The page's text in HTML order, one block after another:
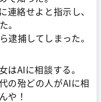
連絡せよと指示し、
。
逮捕してしまった。
はAIに相談する。
の殆どの人がAIに相
や！